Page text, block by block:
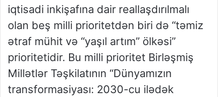
iqtisadi inkişafına dair reallaşdırılmalı
olan beş milli prioritetdən biri də “təmiz
ətraf mühit və “yaşıl artım” ölkəsi”
prioritetidir. Bu milli prioritet Birləşmiş
Millətlər Təşkilatının “Dünyamızın
transformasiyası: 2030-cu ilədək